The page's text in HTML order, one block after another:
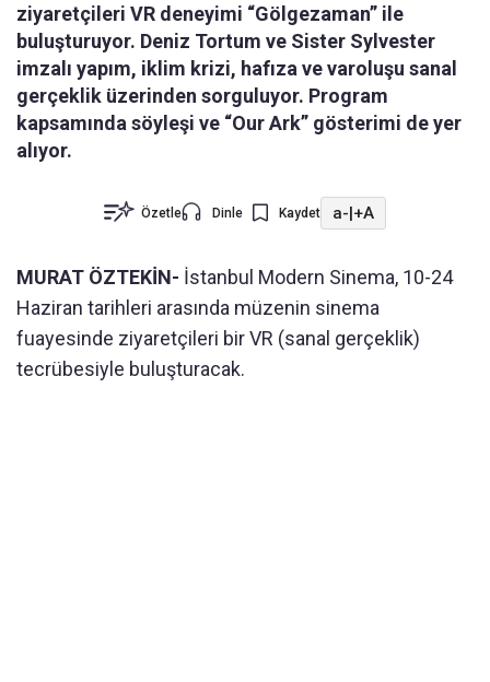
ziyaretçileri VR deneyimi “Gölgezaman” ile
buluşturuyor. Deniz Tortum ve Sister Sylvester
imzalı yapım, iklim krizi, hafıza ve varoluşu sanal
gerçeklik üzerinden sorguluyor. Program
kapsamında söyleşi ve “Our Ark” gösterimi de yer
alıyor.
Özetle Dinle Kaydet a-|+A
MURAT ÖZTEKİN- İstanbul Modern Sinema, 10-24
Haziran tarihleri arasında müzenin sinema
fuayesinde ziyaretçileri bir VR (sanal gerçeklik)
tecrübesiyle buluşturacak.